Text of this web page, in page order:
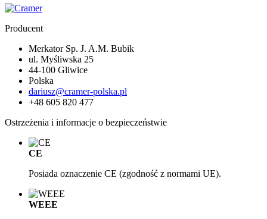
Producent
Merkator Sp. J. A.M. Bubik
ul. Myśliwska 25
44-100 Gliwice
Polska
dariusz@cramer-polska.pl
+48 605 820 477
Ostrzeżenia i informacje o bezpieczeństwie
CE
Posiada oznaczenie CE (zgodność z normami UE).
WEEE